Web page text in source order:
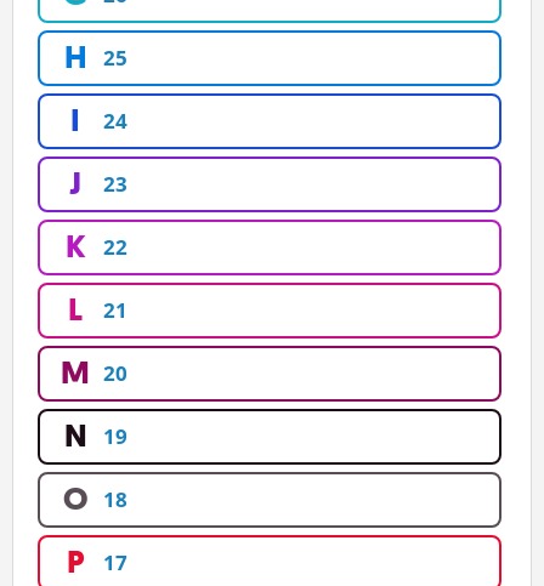
H 25
I 24
J 23
K 22
L 21
M 20
N 19
O 18
P 17